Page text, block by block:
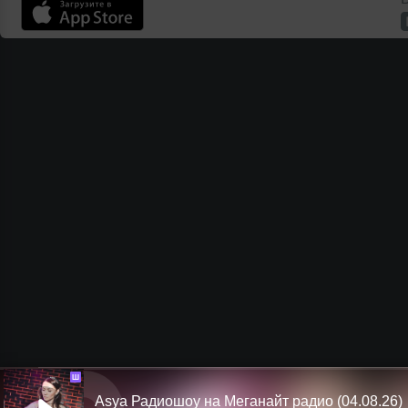
Ш
Asya Радиошоу на Меганайт радио (04.08.26)